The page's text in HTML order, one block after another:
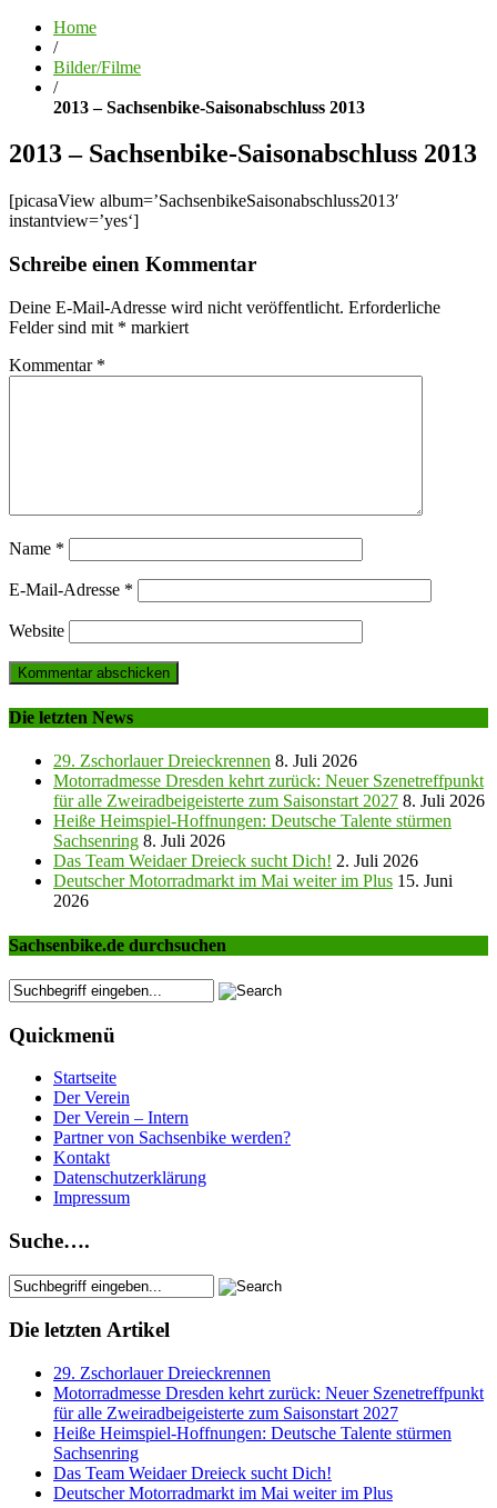
Home
/
Bilder/Filme
/
2013 – Sachsenbike-Saisonabschluss 2013
2013 – Sachsenbike-Saisonabschluss 2013
[picasaView album=’SachsenbikeSaisonabschluss2013′
instantview=’yes‘]
Schreibe einen Kommentar
Deine E-Mail-Adresse wird nicht veröffentlicht. Erforderliche
Felder sind mit * markiert
Kommentar *
Name *
E-Mail-Adresse *
Website
Die letzten News
29. Zschorlauer Dreieckrennen 8. Juli 2026
Motorradmesse Dresden kehrt zurück: Neuer Szenetreffpunkt
für alle Zweiradbeigeisterte zum Saisonstart 2027 8. Juli 2026
Heiße Heimspiel-Hoffnungen: Deutsche Talente stürmen
Sachsenring 8. Juli 2026
Das Team Weidaer Dreieck sucht Dich! 2. Juli 2026
Deutscher Motorradmarkt im Mai weiter im Plus 15. Juni
2026
Sachsenbike.de durchsuchen
Quickmenü
Startseite
Der Verein
Der Verein – Intern
Partner von Sachsenbike werden?
Kontakt
Datenschutzerklärung
Impressum
Suche….
Die letzten Artikel
29. Zschorlauer Dreieckrennen
Motorradmesse Dresden kehrt zurück: Neuer Szenetreffpunkt
für alle Zweiradbeigeisterte zum Saisonstart 2027
Heiße Heimspiel-Hoffnungen: Deutsche Talente stürmen
Sachsenring
Das Team Weidaer Dreieck sucht Dich!
Deutscher Motorradmarkt im Mai weiter im Plus